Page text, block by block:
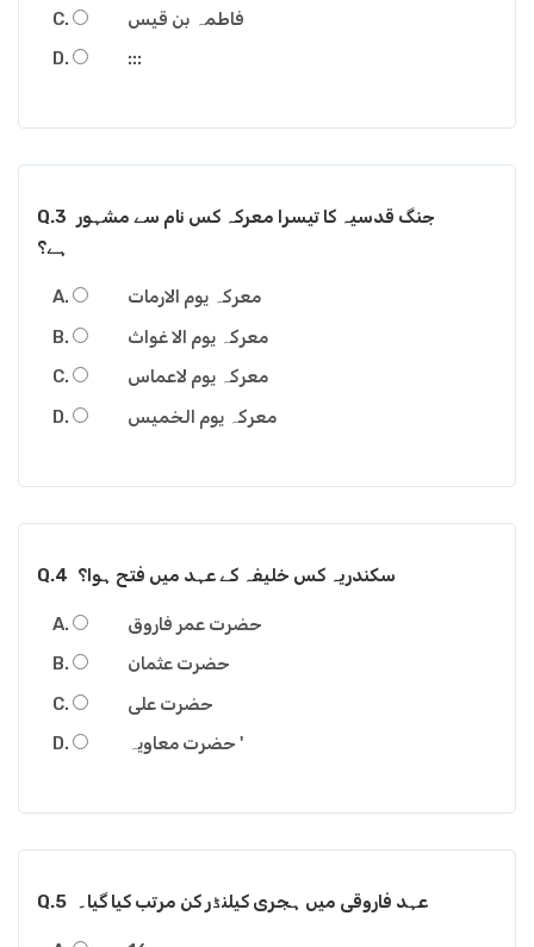
فاطمہ بن قیس
:::
Q.3
جنگ قدسیہ کا تیسرا معرکہ کس نام سے مشہور
ہے؟
معرکہ یوم الارمات
معرکہ یوم الا غواث
معرکہ یوم لاعماس
معرکہ یوم الخمیس
Q.4 سکندریہ کس خلیفہ کے عہد میں فتح ہوا؟
حضرت عمر فاروق
حضرت عثمان
حضرت علی
حضرت معاویہ '
Q.5 عہد فاروقی میں ہجری کیلنڈر کن مرتب کیا گیا۔